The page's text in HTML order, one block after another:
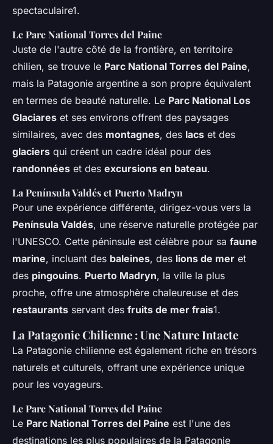
spectaculaire1.
Le Parc National Torres del Paine
Juste de l'autre côté de la frontière, en territoire
chilien, se trouve le Parc National Torres del Paine,
mais la Patagonie argentine a son propre équivalent
en termes de beauté naturelle. Le Parc National Los
Glaciares et ses environs offrent des paysages
similaires, avec des montagnes, des lacs et des
glaciers qui créent un cadre idéal pour des
randonnées et des excursions en bateau.
La Península Valdés et Puerto Madryn
Pour une expérience différente, dirigez-vous vers la
Península Valdés, une réserve naturelle protégée par
l'UNESCO. Cette péninsule est célèbre pour sa faune
marine, incluant des baleines, des lions de mer et
des pingouins. Puerto Madryn, la ville la plus
proche, offre une atmosphère chaleureuse et des
restaurants servant des fruits de mer frais1.
La Patagonie Chilienne : Une Nature Intacte
La Patagonie chilienne est également riche en trésors
naturels et culturels, offrant une expérience unique
pour les voyageurs.
Le Parc National Torres del Paine
Le Parc National Torres del Paine est l'une des
destinations les plus populaires de la Patagonie